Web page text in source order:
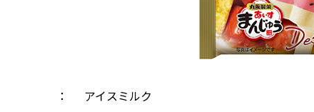
：
アイスミルク